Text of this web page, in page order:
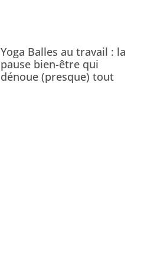
Yoga Balles au travail : la
pause bien-être qui
dénoue (presque) tout